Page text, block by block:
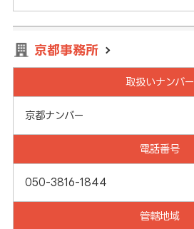
京都事務所
取扱いナンバー
京都ナンバー
電話番号
050-3816-1844
管轄地域